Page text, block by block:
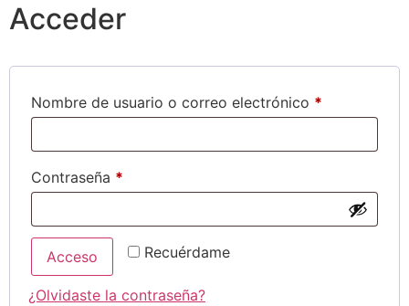
Acceder
Nombre de usuario o correo electrónico *
Contraseña *
Recuérdame
Acceso
¿Olvidaste la contraseña?